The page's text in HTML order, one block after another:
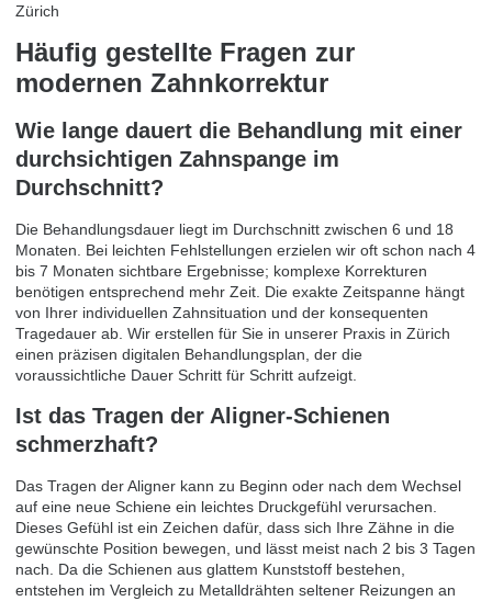
Zürich
Häufig gestellte Fragen zur
modernen Zahnkorrektur
Wie lange dauert die Behandlung mit einer
durchsichtigen Zahnspange im
Durchschnitt?
Die Behandlungsdauer liegt im Durchschnitt zwischen 6 und 18
Monaten. Bei leichten Fehlstellungen erzielen wir oft schon nach 4
bis 7 Monaten sichtbare Ergebnisse; komplexe Korrekturen
benötigen entsprechend mehr Zeit. Die exakte Zeitspanne hängt
von Ihrer individuellen Zahnsituation und der konsequenten
Tragedauer ab. Wir erstellen für Sie in unserer Praxis in Zürich
einen präzisen digitalen Behandlungsplan, der die
voraussichtliche Dauer Schritt für Schritt aufzeigt.
Ist das Tragen der Aligner-Schienen
schmerzhaft?
Das Tragen der Aligner kann zu Beginn oder nach dem Wechsel
auf eine neue Schiene ein leichtes Druckgefühl verursachen.
Dieses Gefühl ist ein Zeichen dafür, dass sich Ihre Zähne in die
gewünschte Position bewegen, und lässt meist nach 2 bis 3 Tagen
nach. Da die Schienen aus glattem Kunststoff bestehen,
entstehen im Vergleich zu Metalldrähten seltener Reizungen an